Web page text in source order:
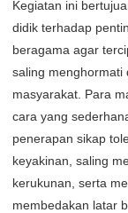
Kegiatan ini
didik terhadap
beragama agar
saling menghormati
masyarakat. Para
cara yang
penerapan sikap
keyakinan, saling
kerukunan, serta
membedakan latar